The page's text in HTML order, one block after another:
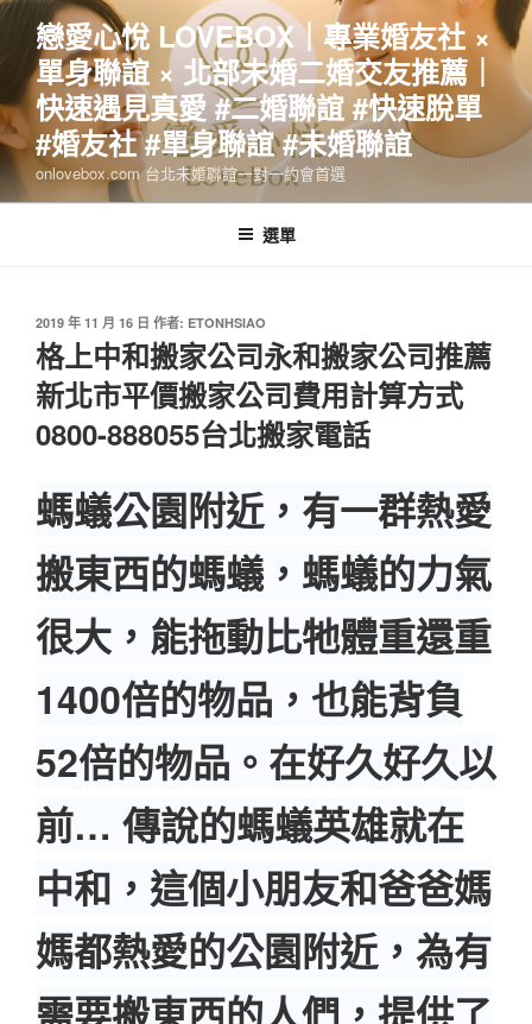
跳
主
要
內
容
戀愛心悅 LOVEBOX｜專業婚友社 ×
單身聯誼 × 北部未婚二婚交友推薦｜
快速遇見真愛 #二婚聯誼 #快速脫單
#婚友社 #單身聯誼 #未婚聯誼
onlovebox.com 台北未婚聯誼一對一約會首選
選單
發
佈
於
2019 年 11 月 16 日 作者: ETONHSIAO
格上中和搬家公司永和搬家公司推薦
新北市平價搬家公司費用計算方式
0800-888055台北搬家電話
螞蟻公園附近，有一群熱愛
搬東西的螞蟻，螞蟻的力氣
很大，能拖動比牠體重還重
1400倍的物品，也能背負
52倍的物品。在好久好久以
前… 傳說的螞蟻英雄就在
中和，這個小朋友和爸爸媽
媽都熱愛的公園附近，為有